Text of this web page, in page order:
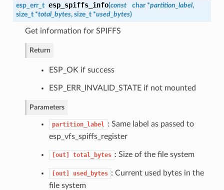
esp_err_t esp_spiffs_info(const char *partition_label,
size_t *total_bytes, size_t *used_bytes)
Get information for SPIFFS
Return
ESP_OK if success
ESP_ERR_INVALID_STATE if not mounted
Parameters
partition_label : Same label as passed to
esp_vfs_spiffs_register
[out] total_bytes : Size of the file system
[out] used_bytes : Current used bytes in the
file system